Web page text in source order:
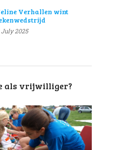
Verhallen wint
July 2025
als vrijwilliger?